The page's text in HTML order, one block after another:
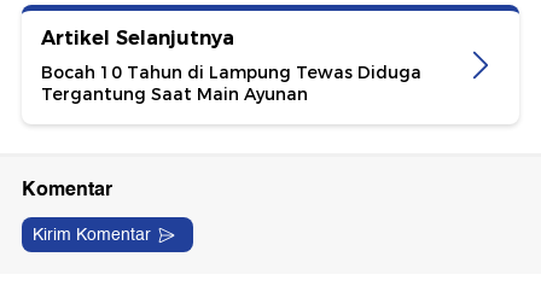
Artikel Selanjutnya
Bocah 10 Tahun di Lampung Tewas Diduga
Tergantung Saat Main Ayunan